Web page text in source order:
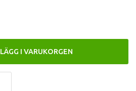
LÄGG I VARUKORGEN